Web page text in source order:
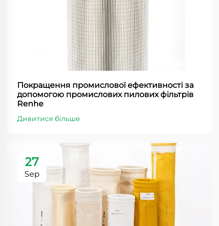
Покращення промислової ефективності за
допомогою промислових пилових фільтрів
Renhe
Дивитися більше
27
Sep